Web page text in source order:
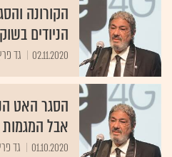
הקורונה
הניודים
02.11.2020 גד
הסגר האט
אבל המגמות
01.10.2020 גד